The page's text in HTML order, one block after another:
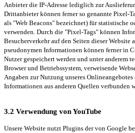
Anbieter die IP-Adresse lediglich zur
Drittanbieter können ferner so genannte Pixel-
als "Web Beacons" bezeichnet) für statistische
verwenden. Durch die "Pixel-Tags" können
Besucherverkehr auf den Seiten dieser Website
pseudonymen Informationen können ferner in
Nutzer gespeichert werden und unter anderem
Browser und Betriebssystem, verweisende
Angaben zur Nutzung unseres
Informationen aus anderen Quellen verbunden
3.2 Verwendung von YouTube
Unsere Website nutzt Plugins der von Google